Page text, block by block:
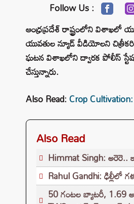
Follow Us :
ఆంధ్రప్రదేశ్ రాష్ట్రంలోని విశాఖలో
యువతుల న్యూడ్ వీడియోలని
ఘటన విశాఖలోని ద్వారక పోలీస్
చేస్తున్నారు.
Also Read:Crop
Also Read
Himmat Singh:
Rahul Gandhi:
50 గంటల బ్యాటరీ, 1.69